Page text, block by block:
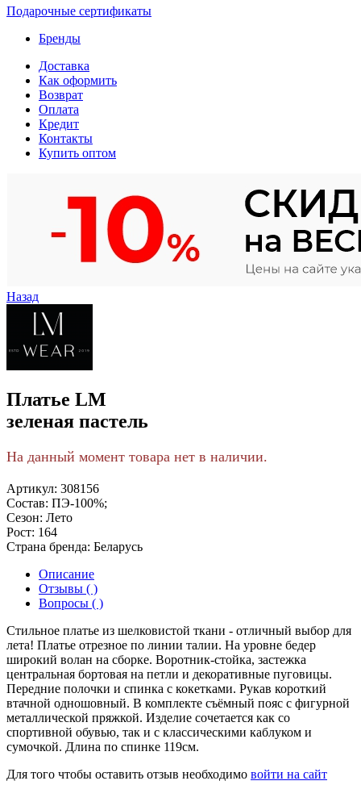
Подарочные сертификаты
Бренды
Доставка
Как оформить
Возврат
Оплата
Кредит
Контакты
Купить оптом
Назад
Платье LM
зеленая пастель
На данный момент товара нет в наличии.
Артикул: 308156
Состав: ПЭ-100%;
Сезон: Лето
Рост: 164
Страна бренда: Беларусь
Описание
Отзывы ( )
Вопросы ( )
Стильное платье из шелковистой ткани - отличный выбор для
лета! Платье отрезное по линии талии. На уровне бедер
широкий волан на сборке. Воротник-стойка, застежка
центральная бортовая на петли и декоративные пуговицы.
Передние полочки и спинка с кокетками. Рукав короткий
втачной одношовный. В комплекте съёмный пояс с фигурной
металлической пряжкой. Изделие сочетается как со
спортивной обувью, так и c классическими каблуком и
сумочкой. Длина по спинке 119см.
Для того чтобы оставить отзыв необходимо войти на сайт